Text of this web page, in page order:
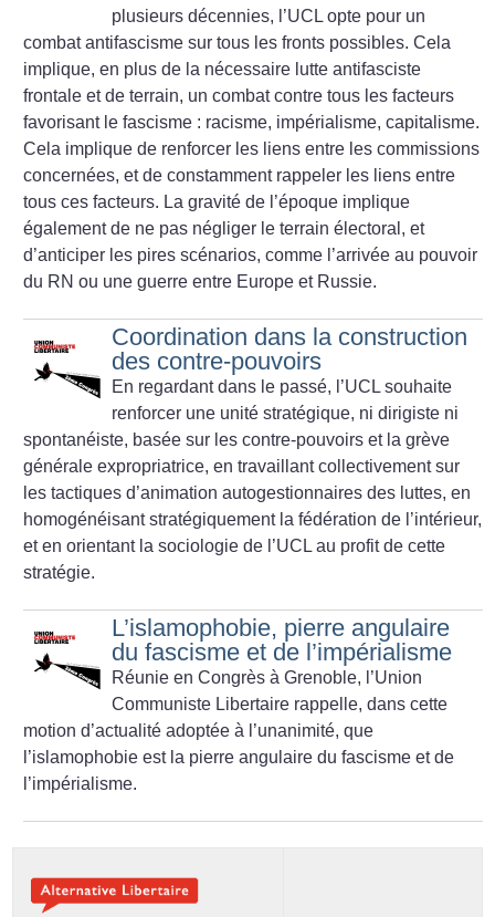
plusieurs décennies, l’UCL opte pour un
combat antifascisme sur tous les fronts possibles. Cela
implique, en plus de la nécessaire lutte antifasciste
frontale et de terrain, un combat contre tous les facteurs
favorisant le fascisme : racisme, impérialisme, capitalisme.
Cela implique de renforcer les liens entre les commissions
concernées, et de constamment rappeler les liens entre
tous ces facteurs. La gravité de l’époque implique
également de ne pas négliger le terrain électoral, et
d’anticiper les pires scénarios, comme l’arrivée au pouvoir
du RN ou une guerre entre Europe et Russie.
Coordination dans la construction
des contre-pouvoirs
En regardant dans le passé, l’UCL souhaite
renforcer une unité stratégique, ni dirigiste ni
spontanéiste, basée sur les contre-pouvoirs et la grève
générale expropriatrice, en travaillant collectivement sur
les tactiques d’animation autogestionnaires des luttes, en
homogénéisant stratégiquement la fédération de l’intérieur,
et en orientant la sociologie de l’UCL au profit de cette
stratégie.
L’islamophobie, pierre angulaire
du fascisme et de l’impérialisme
Réunie en Congrès à Grenoble, l’Union
Communiste Libertaire rappelle, dans cette
motion d’actualité adoptée à l’unanimité, que
l’islamophobie est la pierre angulaire du fascisme et de
l’impérialisme.